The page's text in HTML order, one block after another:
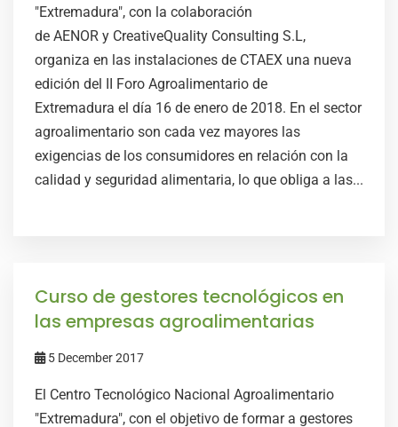
"Extremadura", con la colaboración
de AENOR y CreativeQuality Consulting S.L,
organiza en las instalaciones de CTAEX una nueva
edición del II Foro Agroalimentario de
Extremadura el día 16 de enero de 2018. En el sector
agroalimentario son cada vez mayores las
exigencias de los consumidores en relación con la
calidad y seguridad alimentaria, lo que obliga a las...
Curso de gestores tecnológicos en
las empresas agroalimentarias
5 December 2017
El Centro Tecnológico Nacional Agroalimentario
"Extremadura", con el objetivo de formar a gestores